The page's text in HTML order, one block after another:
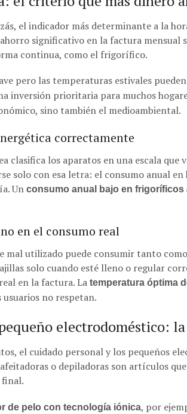
el indicador más determinante a la
significativo en la factura mensual
continua, como el frigorífico.
pero las temperaturas estivales
inversión prioritaria para muchos
sino también el medioambiental.
correctamente
clasifica los aparatos en una escala que
solo con esa letra: el consumo anual
Un consumo anual bajo en frigoríficos
en el consumo real
utilizado puede consumir tanto
solo cuando esté lleno o regular
en la factura. La temperatura óptima
no respetan.
electrodoméstico:
el cuidado personal y los pequeños
o depiladoras son artículos
de pelo con tecnología iónica, por